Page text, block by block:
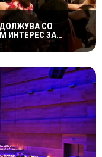
СО
ИНТЕРЕС ЗА